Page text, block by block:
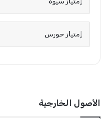
إمتياز حورس
الأصول الخارجية